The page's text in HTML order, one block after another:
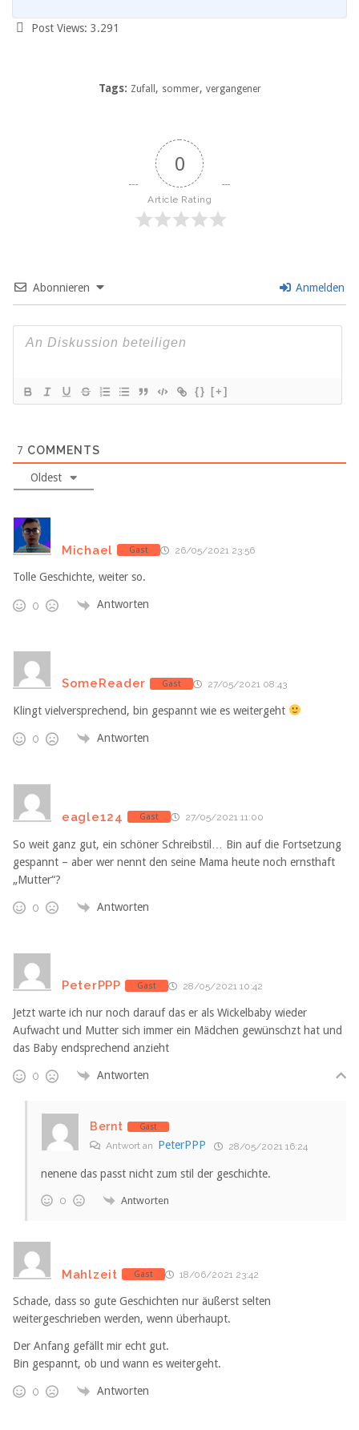
Post Views: 3.291
Tags: Zufall , sommer, vergangener
0
Article Rating
Abonnieren Anmelden
{} [+]
7 COMMENTS
Oldest
Michael Gast 26/05/2021 23:56
Tolle Geschichte, weiter so.
0 Antworten
SomeReader Gast 27/05/2021 08:43
Klingt vielversprechend, bin gespannt wie es weitergeht
0 Antworten
eagle124 Gast 27/05/2021 11:00
So weit ganz gut, ein schöner Schreibstil… Bin auf die Fortsetzung
gespannt – aber wer nennt den seine Mama heute noch ernsthaft
„Mutter“?
0 Antworten
PeterPPP Gast 28/05/2021 10:42
Jetzt warte ich nur noch darauf das er als Wickelbaby wieder
Aufwacht und Mutter sich immer ein Mädchen gewünschzt hat und
das Baby endsprechend anzieht
0 Antworten
Bernt Gast
Antwort an PeterPPP 28/05/2021 16:24
nenene das passt nicht zum stil der geschichte.
0 Antworten
Mahlzeit Gast 18/06/2021 23:42
Schade, dass so gute Geschichten nur äußerst selten
weitergeschrieben werden, wenn überhaupt.
Der Anfang gefällt mir echt gut.
Bin gespannt, ob und wann es weitergeht.
0 Antworten